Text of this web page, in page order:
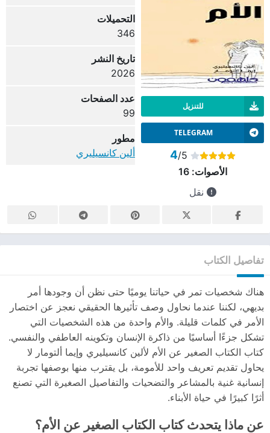
للتنزيل
TELEGRAM
4/5
الأصوات:16
نقل
التحميلات
346
تاريخ النشر
2026
عدد الصفحات
99
مطور
ألين كانسيليري
تفاصيل الكتاب
هناك شخصيات تمر في حياتنا يوميًا حتى نظن أن وجودها أمر
بديهي، لكننا عندما نحاول وصف تأثيرها الحقيقي نعجز عن اختصار
الأمر في كلمات قليلة. والأم واحدة من هذه الشخصيات التي
تشكل جزءًا أساسيًا من ذاكرة الإنسان وتكوينه العاطفي والنفسي.
كتاب الكتاب الصغير عن الأم لألين كانسيليري وإيما ألتومار لا
يحاول تقديم تعريف واحد للأمومة، بل يقترب منها بوصفها تجربة
إنسانية غنية بالمشاعر والتضحيات والتفاصيل الصغيرة التي تصنع
أثرًا كبيرًا في حياة الأبناء.
عن ماذا يتحدث كتاب الكتاب الصغير عن الأم؟